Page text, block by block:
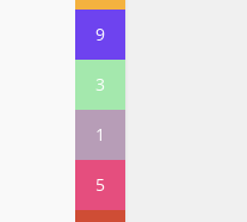
9
3
1
5